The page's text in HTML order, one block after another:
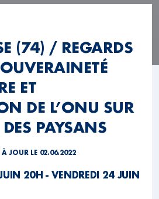
(74) / REGARDS
ET
DE L’ONU SUR
PAYSANS
À JOUR LE 02.06.2022
20H - VENDREDI 24 JUIN